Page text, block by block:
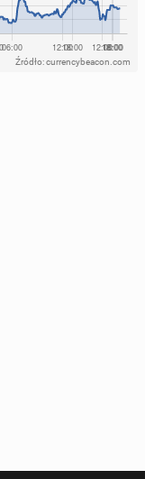
Źródło: currencybeacon.com